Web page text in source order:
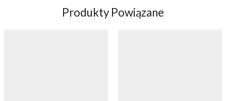
Produkty Powiązane